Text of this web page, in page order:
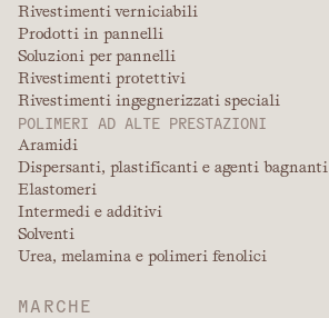
Rivestimenti verniciabili
Prodotti in pannelli
Soluzioni per pannelli
Rivestimenti protettivi
Rivestimenti ingegnerizzati speciali
POLIMERI AD ALTE PRESTAZIONI
Aramidi
Dispersanti, plastificanti e agenti bagnanti
Elastomeri
Intermedi e additivi
Solventi
Urea, melamina e polimeri fenolici
MARCHE